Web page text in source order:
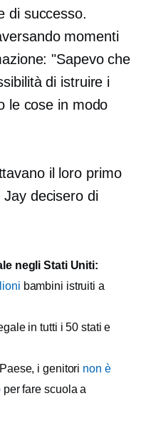
di successo.
momenti
"Sapevo che
di istruire i
le cose in modo
il loro primo
decisero di
negli Stati Uniti:
bambini istruiti a
in tutti i 50 stati e
i genitori non è
per fare scuola a